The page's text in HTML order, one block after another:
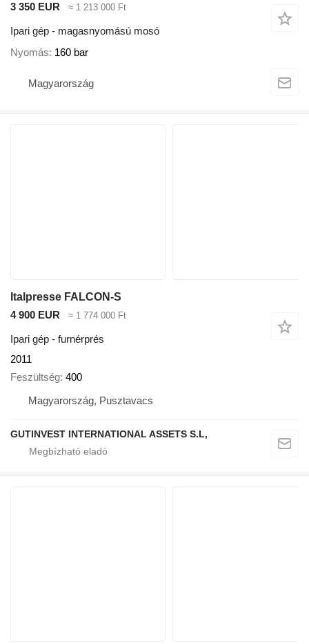
3 350 EUR
≈ 1 213 000 Ft
Ipari gép - magasnyomású mosó
Nyomás 160 bar
Magyarország
Italpresse FALCON-S
4 900 EUR
≈ 1 774 000 Ft
Ipari gép - furnérprés
2011
Feszültség 400
Magyarország, Pusztavacs
GUTINVEST INTERNATIONAL ASSETS S.L,